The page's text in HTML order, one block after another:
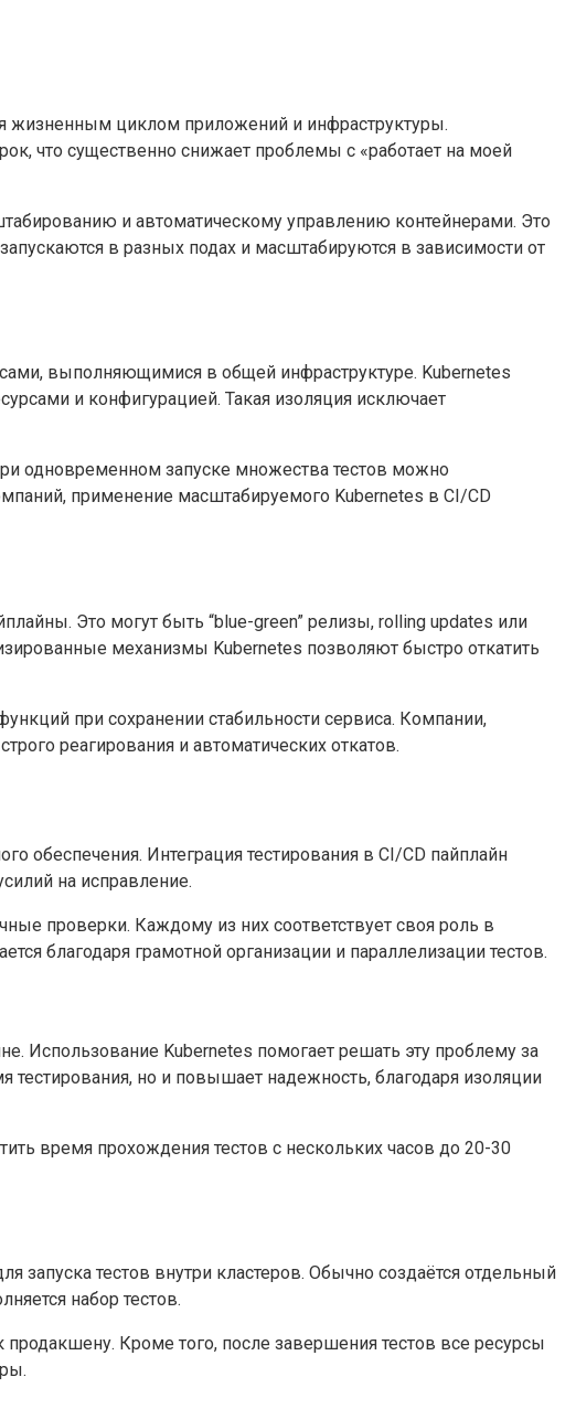
жизненным циклом приложений и инфраструктуры.
что существенно снижает проблемы с «работает на моей
и автоматическому управлению контейнерами. Это
в разных подах и масштабируются в зависимости от
выполняющимися в общей инфраструктуре. Kubernetes
и конфигурацией. Такая изоляция исключает
одновременном запуске множества тестов можно
применение масштабируемого Kubernetes в CI/CD
Это могут быть “blue-green” релизы, rolling updates или
механизмы Kubernetes позволяют быстро откатить
при сохранении стабильности сервиса. Компании,
реагирования и автоматических откатов.
обеспечения. Интеграция тестирования в CI/CD пайплайн
на исправление.
проверки. Каждому из них соответствует своя роль в
благодаря грамотной организации и параллелизации тестов.
Использование Kubernetes помогает решать эту проблему за
тестирования, но и повышает надежность, благодаря изоляции
время прохождения тестов с нескольких часов до 20-30
запуска тестов внутри кластеров. Обычно создаётся отдельный
набор тестов.
Кроме того, после завершения тестов все ресурсы